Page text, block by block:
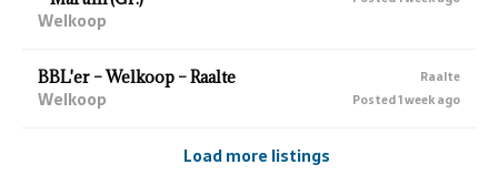
Welkoop
BBL'er – Welkoop – Raalte
Welkoop
Raalte
Posted 1 week ago
Load more listings